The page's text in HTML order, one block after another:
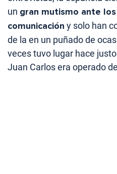
un gran mutismo ante
comunicación y solo han
de la en un puñado de
veces tuvo lugar hace
Juan Carlos era operado